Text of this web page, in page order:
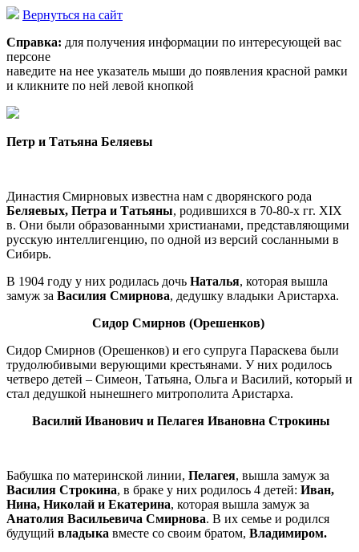
Вернуться на сайт
Справка: для получения информации по интересующей вас
персоне
наведите на нее указатель мыши до появления красной рамки
и кликните по ней левой кнопкой
Петр и Татьяна Беляевы
Династия Смирновых известна нам с дворянского рода
Беляевых, Петра и Татьяны, родившихся в 70-80-х гг. XIX
в. Они были образованными христианами, представляющими
русскую интеллигенцию, по одной из версий сосланными в
Сибирь.
В 1904 году у них родилась дочь Наталья, которая вышла
замуж за Василия Смирнова, дедушку владыки Аристарха.
Сидор Смирнов (Орешенков)
Сидор Смирнов (Орешенков) и его супруга Параскева были
трудолюбивыми верующими крестьянами. У них родилось
четверо детей – Симеон, Татьяна, Ольга и Василий, который и
стал дедушкой нынешнего митрополита Аристарха.
Василий Иванович и Пелагея Ивановна Строкины
Бабушка по материнской линии, Пелагея, вышла замуж за
Василия Строкина, в браке у них родилось 4 детей: Иван,
Нина, Николай и Екатерина, которая вышла замуж за
Анатолия Васильевича Смирнова. В их семье и родился
будущий владыка вместе со своим братом, Владимиром.